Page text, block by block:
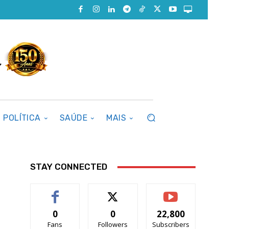
POLÍTICA SAÚDE MAIS
STAY CONNECTED
0
Fans
0
Followers
22,800
Subscribers